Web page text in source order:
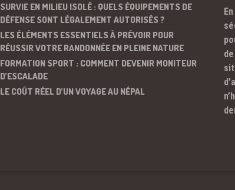
SURVIE EN MILIEU ISOLÉ : QUELS ÉQUIPEMENTS DE
DÉFENSE SONT LÉGALEMENT AUTORISÉS ?
LES ÉLÉMENTS ESSENTIELS À PRÉVOIR POUR
RÉUSSIR VOTRE RANDONNÉE EN PLEINE NATURE
FORMATION SPORT : COMMENT DEVENIR MONITEUR
D’ESCALADE
LE COÛT RÉEL D’UN VOYAGE AU NÉPAL